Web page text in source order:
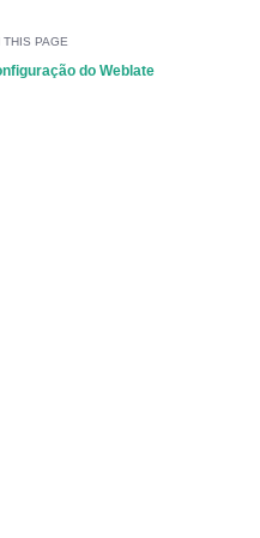
/ Auto color theme
THIS PAGE
do Weblate